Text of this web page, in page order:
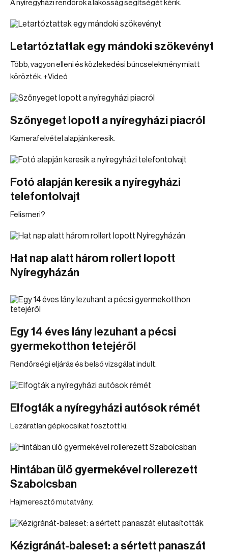
A nyíregyházi rendőrök a lakosság segítségét kérik.
Letartóztattak egy mándoki szökevényt
Több, vagyon elleni és közlekedési bűncselekmény miatt
körözték. +Videó
Szőnyeget lopott a nyíregyházi piacról
Kamerafelvétel alapján keresik.
Fotó alapján keresik a nyíregyházi
telefontolvajt
Felismeri?
Hat nap alatt három rollert lopott
Nyíregyházán
Egy 14 éves lány lezuhant a pécsi
gyermekotthon tetejéről
Rendőrségi eljárás és belső vizsgálat indult.
Elfogták a nyíregyházi autósok rémét
Lezáratlan gépkocsikat fosztott ki.
Hintában ülő gyermekével rollerezett
Szabolcsban
Hajmeresztő mutatvány.
Kézigránát-baleset: a sértett panaszát